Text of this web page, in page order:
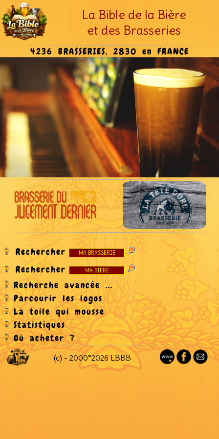
La Bible de la Bière
et des Brasseries
4236 BRASSERIES, 2830 en FRANCE
Rechercher
Rechercher
Recherche avancée ...
Parcourir les logos
La toile qui mousse
Statistiques
Où acheter ?
(c) - 2000*2026 LBBB